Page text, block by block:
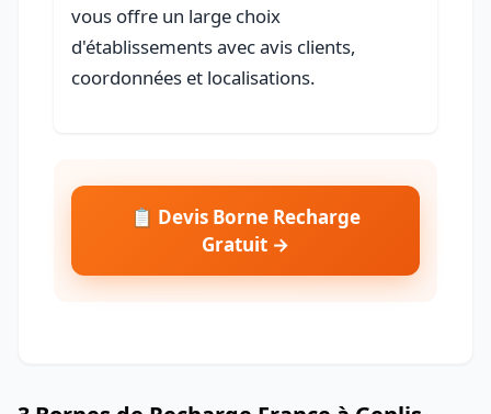
vous offre un large choix
d'établissements avec avis clients,
coordonnées et localisations.
📋 Devis Borne Recharge
Gratuit →